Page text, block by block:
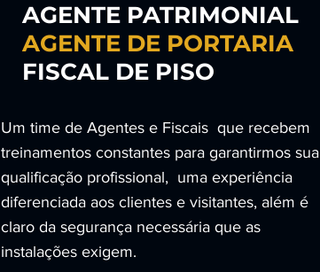
AGENTE PATRIMONIAL
AGENTE DE PORTARIA
FISCAL DE PISO
Um time de Agentes e Fiscais que recebem
treinamentos constantes para garantirmos sua
qualificação profissional, uma experiência
diferenciada aos clientes e visitantes, além é
claro da segurança necessária que as
instalações exigem.